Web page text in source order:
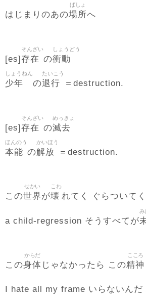
はじまりのあの場所
ばしょ
へ
[es] 存在
そんざい
の衝動
しょうどう
少年
しょうねん
の退行
たいこう
＝destruction.
[es]存在
そんざい
の滅去
めっきょ
本能
ほんのう
の解放
かいほう
＝destruction.
この世界
せかい
が壊
こわ
れてく ぐらついてく
a child-regression そうすべてが
み
この身体
からだ
じゃなかったら この精神
こころ
I hate all my frame いらないんだ